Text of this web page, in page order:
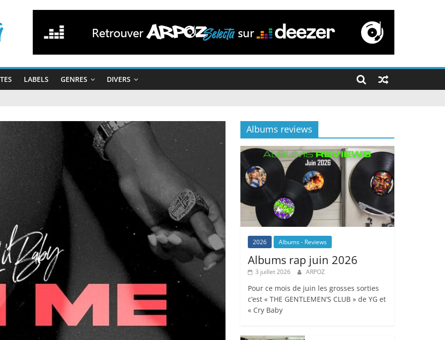
LABELS GENRES DIVERS
Albums reviews
2026 Albums - Reviews
Albums rap juin 2026
3 juillet 2026 ARPOZ
Pour ce mois de juin les grosses sorties
c’est « THE GENTLEMEN’S CLUB » de YG et
« Cry Baby